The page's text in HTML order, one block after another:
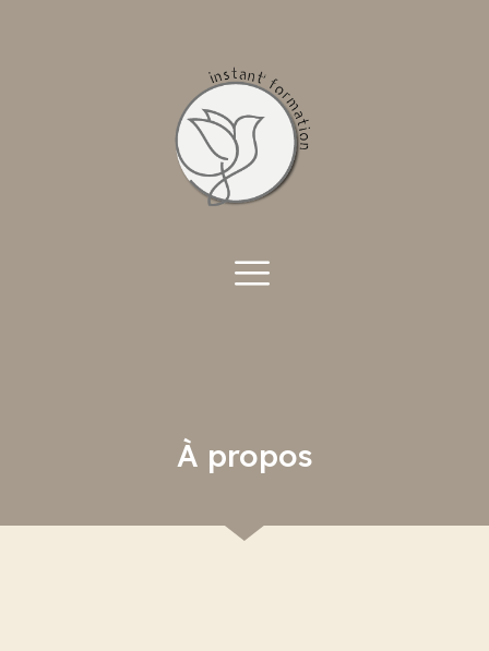
A proposÀ propos